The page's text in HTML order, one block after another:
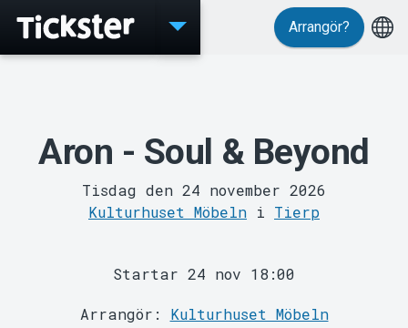
MyTickster
Arrangör?
Aron - Soul & Beyond
Tisdag den 24 november 2026
Kulturhuset Möbeln i Tierp
Startar 24 nov 18:00
Arrangör: Kulturhuset Möbeln